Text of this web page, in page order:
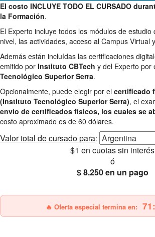
El costo INCLUYE TODO EL CURSADO
la Formación.
El Experto incluye todos los módulos de
nivel, las actividades, acceso al Campus Virtual
Además están incluídas las certificaciones
emitido por Instituto CBTech y del Experto por
Tecnológico Superior Serra.
Opcionalmente, puede elegir por el certificado
(Instituto Tecnológico Superior Serra), el
envío de certificados físicos, los cuales se
costo aproximado es de 60 dólares.
Valor total de cursado para:
$1 en cuotas sin interés
ó
$ 8.250en un pago
🔥 Oferta especial termina en: